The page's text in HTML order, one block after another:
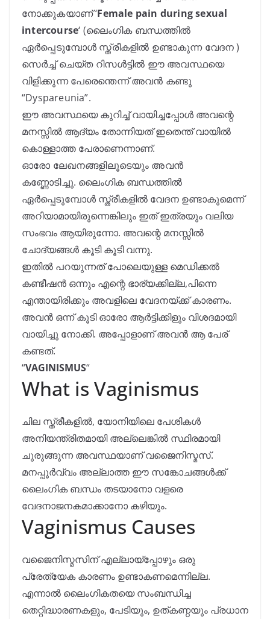
നോക്കുകയാണ് ‘Female pain during sexual
intercourse‘ (ലൈംഗിക ബന്ധത്തിൽ
ഏർപ്പെടുമ്പോൾ സ്ത്രീകളിൽ ഉണ്ടാകുന്ന വേദന )
സെർച്ച് ചെയ്ത റിസൾട്ടിൽ ഈ അവസ്ഥയെ
വിളിക്കുന്ന പേരെന്തെന്ന് അവൻ കണ്ടു
“Dyspareunia”.
ഈ അവസ്ഥയെ കുറിച്ച് വായിച്ചപ്പോൾ അവന്റെ
മനസ്സിൽ ആദ്യം തോന്നിയത് ഇതെന്ത് വായിൽ
കൊള്ളാത്ത പേരാണെന്നാണ്.
ഓരോ ലേഖനങ്ങളിലൂടെയും അവൻ
കണ്ണോടിച്ചു. ലൈംഗിക ബന്ധത്തിൽ
ഏർപ്പെടുമ്പോൾ സ്ത്രീകളിൽ വേദന ഉണ്ടാകുമെന്ന്
അറിയാമായിരുന്നെങ്കിലും ഇത് ഇത്രയും വലിയ
സംഭവം ആയിരുന്നോ. അവന്റെ മനസ്സിൽ
ചോദ്യങ്ങൾ കൂടി കൂടി വന്നു.
ഇതിൽ പറയുന്നത് പോലെയുള്ള മെഡിക്കൽ
കണ്ടീഷൻ ഒന്നും എന്റെ ഭാര്യക്കില്ല,പിന്നെ
എന്തായിരിക്കും അവളിലെ വേദനയ്ക്ക് കാരണം.
അവൻ ഒന്ന് കൂടി ഓരോ ആർട്ടിക്കിളും വിശദമായി
വായിച്ചു നോക്കി. അപ്പോളാണ് അവൻ ആ പേര്
കണ്ടത്.
“VAGINISMUS“
What is Vaginismus
ചില സ്ത്രീകളിൽ, യോനിയിലെ പേശികൾ
അനിയന്ത്രിതമായി അല്ലെങ്കിൽ സ്ഥിരമായി
ചുരുങ്ങുന്ന അവസ്ഥയാണ് വജൈനിസ്മസ്.
മനപ്പൂർവ്വം അല്ലാത്ത ഈ സങ്കോചങ്ങൾക്ക്
ലൈംഗിക ബന്ധം തടയാനോ വളരെ
വേദനാജനകമാക്കാനോ കഴിയും.
Vaginismus Causes
വജൈനിസ്മസിന് എല്ലായ്പ്പോഴും ഒരു
പ്രേത്യേക കാരണം ഉണ്ടാകണമെന്നില്ല.
എന്നാൽ ലൈംഗികതയെ സംബന്ധിച്ച
തെറ്റിദ്ധാരണകളും, പേടിയും, ഉത്കണ്ഠയും പ്രധാന